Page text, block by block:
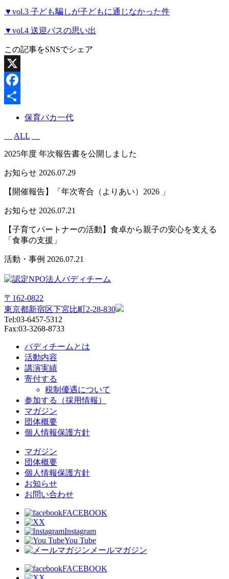
▼vol.3 子ども騙しが子どもに通じなかった件
▼vol.4 送迎バスの思い出
この記事をSNSでシェア
X
Facebook
保育バカ一代
ALL
2025年度 年次報告書を公開しました
お知らせ 2026.07.29
【開催報告】「年次寄合（よりあい）2026 」
お知らせ 2026.07.21
【子育てパートナーの活動】食卓から親子の安心を支える
「食事の支援」
活動・事例 2026.07.21
〒162-0822
東京都新宿区下宮比町2-28-830
Tel:03-6457-5312
Fax:03-3268-8733
バディチームとは
活動内容
講演実績
寄付する
税制優遇について
参加する（採用情報）
マガジン
団体概要
個人情報保護方針
マガジン
団体概要
個人情報保護方針
お知らせ
お問い合わせ
FACEBOOK
X
Instagram
You Tube
メールマガジン
FACEBOOK